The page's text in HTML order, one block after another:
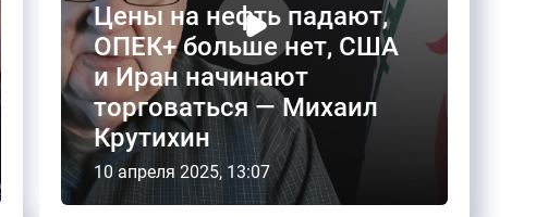
Цены на нефть падают,
ОПЕК+ больше нет, США
и Иран начинают
торговаться — Михаил
Крутихин
10 апреля 2025, 13:07